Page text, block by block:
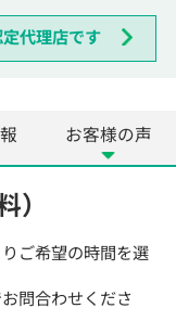
代理店です
お客様の声
ご希望の時間を選
問合わせくださ